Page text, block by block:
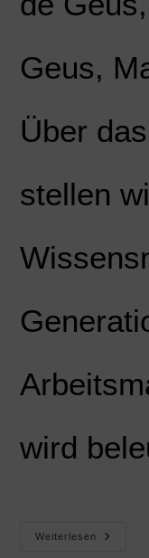
Geus,
Über
stellen
wird
Weiterlesen